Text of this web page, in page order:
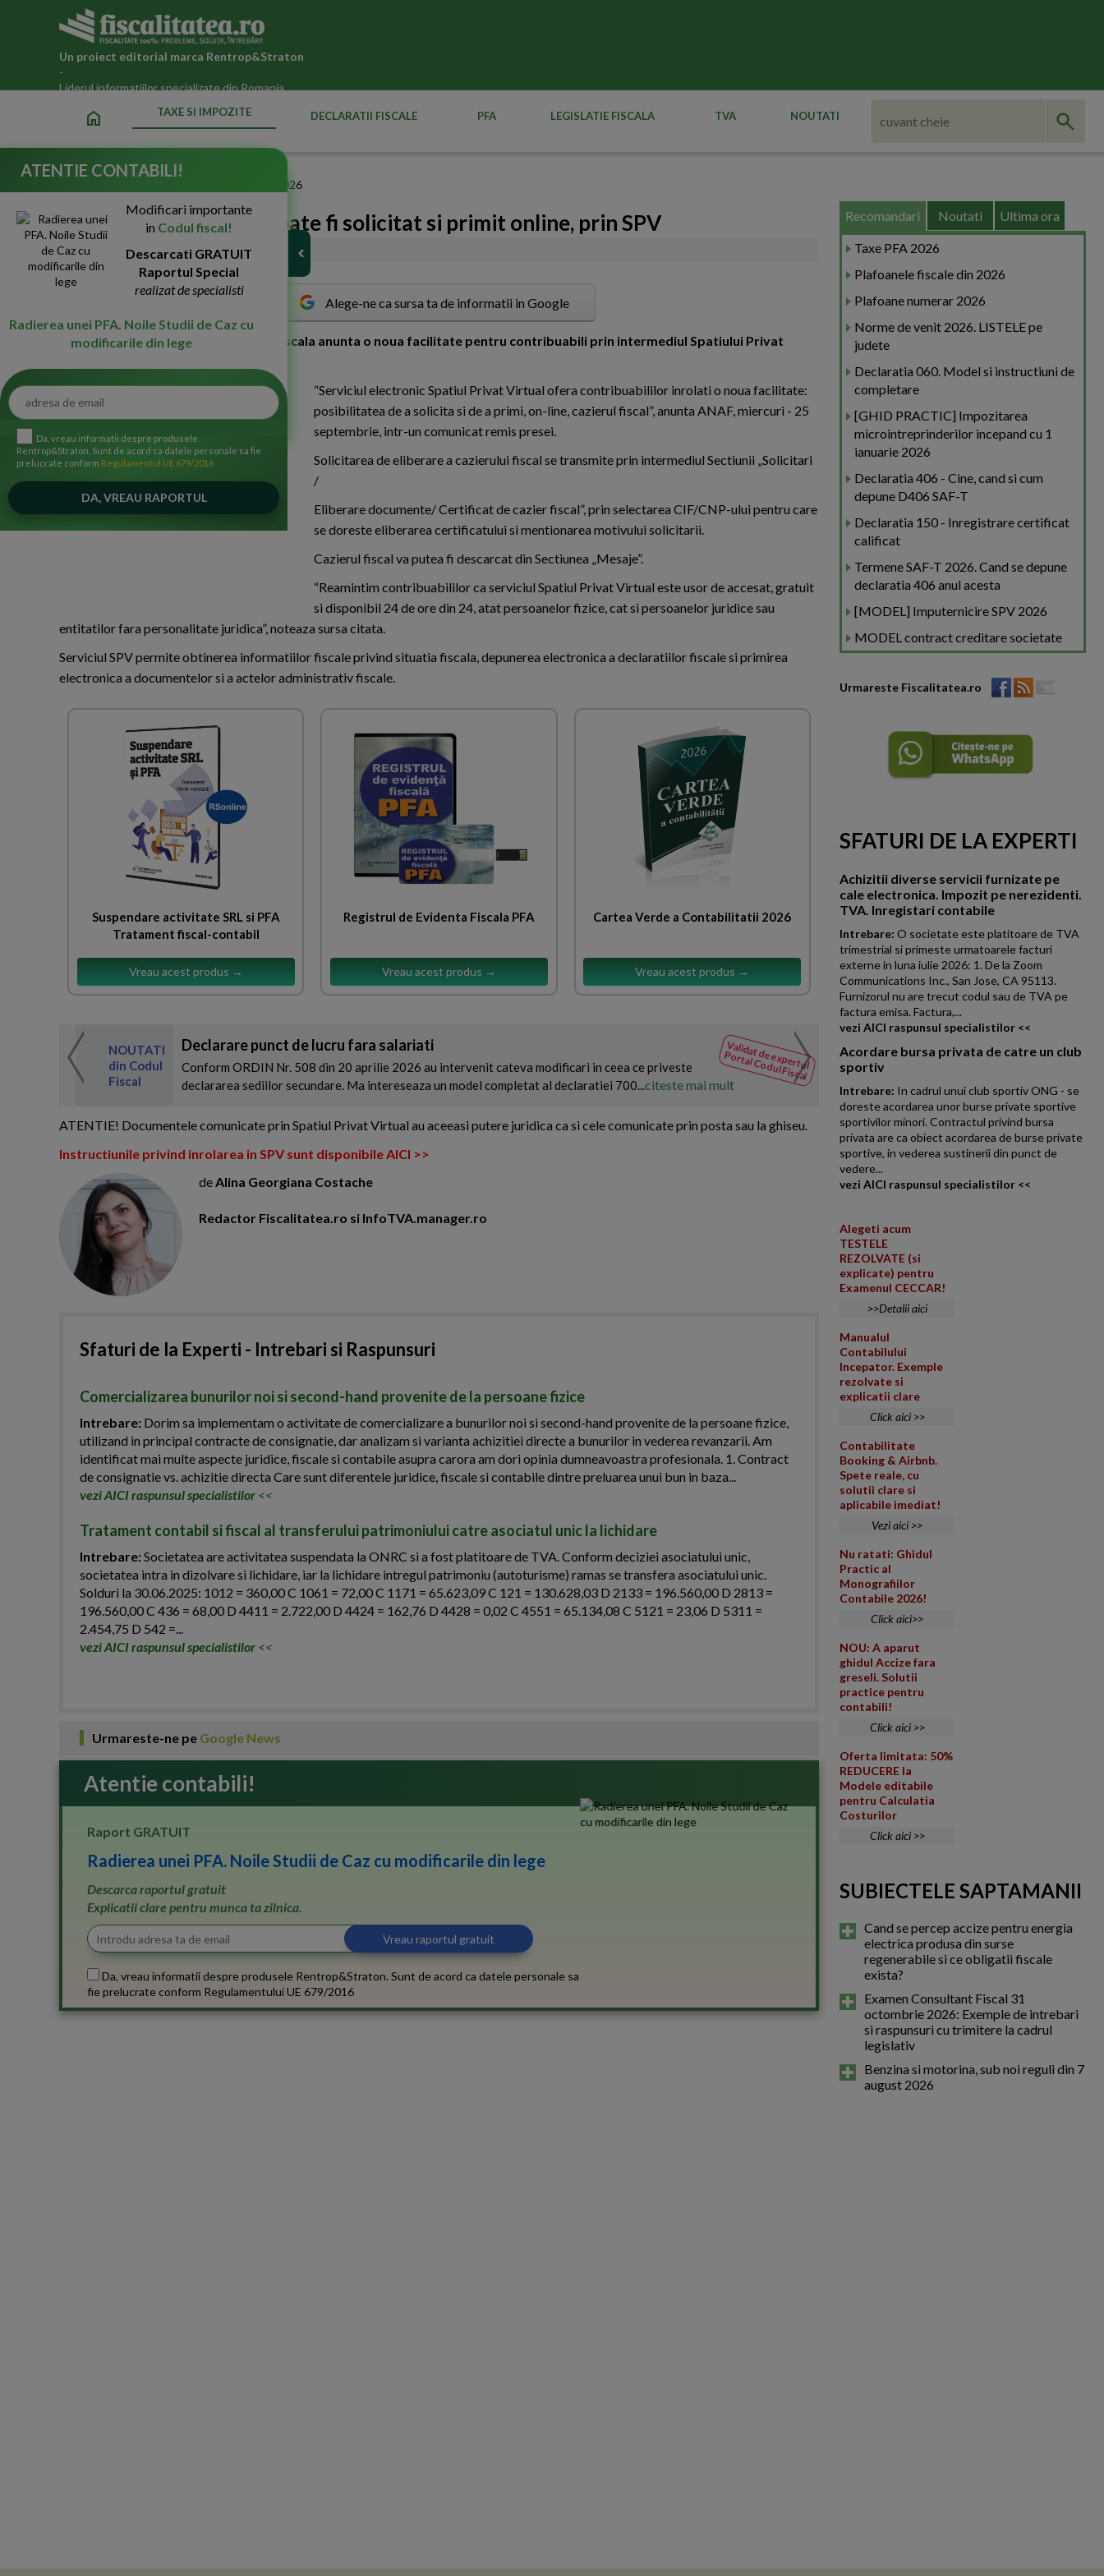
Un proiect editorial marca Rentrop&Straton
-
Liderul informatiilor specializate din Romania
home TAXE SI IMPOZITE DECLARATII FISCALE PFA LEGISLATIE FISCALA TVA NOUTATI
Taxe si impozite datorate statului in 2026
ANAF: Cazierul fiscal poate fi solicitat si primit online, prin SPV
25-Sep-2019 9345
Alege-ne ca sursa ta de informatii in Google
gentia Nationala de Administrare Fiscala anunta o noua facilitate pentru contribuabili prin intermediul Spatiului Privat
“Serviciul electronic Spatiul Privat Virtual ofera contribuabililor inrolati o noua facilitate:
posibilitatea de a solicita si de a primi, on-line, cazierul fiscal”, anunta ANAF, miercuri - 25
septembrie, intr-un comunicat remis presei.
Solicitarea de eliberare a cazierului fiscal se transmite prin intermediul Sectiunii „Solicitari
/
Eliberare documente/ Certificat de cazier fiscal”, prin selectarea CIF/CNP-ului pentru care
se doreste eliberarea certificatului si mentionarea motivului solicitarii.
Cazierul fiscal va putea fi descarcat din Sectiunea „Mesaje”.
“Reamintim contribuabililor ca serviciul Spatiul Privat Virtual este usor de accesat, gratuit
si disponibil 24 de ore din 24, atat persoanelor fizice, cat si persoanelor juridice sau
entitatilor fara personalitate juridica”, noteaza sursa citata.
Serviciul SPV permite obtinerea informatiilor fiscale privind situatia fiscala, depunerea electronica a declaratiilor fiscale si primirea
electronica a documentelor si a actelor administrativ fiscale.
Suspendare activitate SRL si PFA
Tratament fiscal-contabil
Vreau acest produs →
Registrul de Evidenta Fiscala PFA
Vreau acest produs →
Cartea Verde a Contabilitatii 2026
Vreau acest produs →
NOUTATI
din Codul
Fiscal
Validat de expertul
Portal Codul Fiscal
Declarare punct de lucru fara salariati
Conform ORDIN Nr. 508 din 20 aprilie 2026 au intervenit cateva modificari in ceea ce priveste
declararea sediilor secundare. Ma intereseaza un model completat al declaratiei 700...citeste mai mult
NOUTATI
din Codul
Data depasirii
si vandut auto second hand,
ATENTIE! Documentele comunicate prin Spatiul Privat Virtual au aceeasi putere juridica ca si cele comunicate prin posta sau la ghiseu.
Instructiunile privind inrolarea in SPV sunt disponibile AICI >>
deAlina Georgiana Costache
Redactor Fiscalitatea.ro si InfoTVA.manager.ro
Sfaturi de la Experti - Intrebari si Raspunsuri
Comercializarea bunurilor noi si second-hand provenite de la persoane fizice
Intrebare: Dorim sa implementam o activitate de comercializare a bunurilor noi si second-hand provenite de la persoane fizice,
utilizand in principal contracte de consignatie, dar analizam si varianta achizitiei directe a bunurilor in vederea revanzarii. Am
identificat mai multe aspecte juridice, fiscale si contabile asupra carora am dori opinia dumneavoastra profesionala. 1. Contract
de consignatie vs. achizitie directa Care sunt diferentele juridice, fiscale si contabile dintre preluarea unui bun in baza...
vezi AICI raspunsul specialistilor <<
Tratament contabil si fiscal al transferului patrimoniului catre asociatul unic la lichidare
Intrebare:Societatea are activitatea suspendata la ONRC si a fost platitoare de TVA. Conform deciziei asociatului unic,
societatea intra in dizolvare si lichidare, iar la lichidare intregul patrimoniu (autoturisme) ramas se transfera asociatului unic.
Solduri la 30.06.2025: 1012 = 360,00 C 1061 = 72,00 C 1171 = 65.623,09 C 121 = 130.628,03 D 2133 = 196.560,00 D 2813 =
196.560,00 C 436 = 68,00 D 4411 = 2.722,00 D 4424 = 162,76 D 4428 = 0,02 C 4551 = 65.134,08 C 5121 = 23,06 D 5311 =
2.454,75 D 542 =...
vezi AICI raspunsul specialistilor <<
Urmareste-ne pe Google News
Atentie contabili!
Raport GRATUIT
Radierea unei PFA. Noile Studii de Caz cu modificarile din lege
Descarca raportul gratuit
Explicatii clare pentru munca ta zilnica.
Da, vreau informatii despre produsele Rentrop&Straton. Sunt de acord ca datele personale sa
fie prelucrate conform Regulamentului UE 679/2016
Recomandari Noutati Ultima ora
Taxe PFA 2026
Plafoanele fiscale din 2026
Plafoane numerar 2026
Norme de venit 2026. LISTELE pe
judete
Declaratia 060. Model si instructiuni de
completare
[GHID PRACTIC] Impozitarea
microintreprinderilor incepand cu 1
ianuarie 2026
Declaratia 406 - Cine, cand si cum
depune D406 SAF-T
Declaratia 150 - Inregistrare certificat
calificat
Termene SAF-T 2026. Cand se depune
declaratia 406 anul acesta
[MODEL] Imputernicire SPV 2026
MODEL contract creditare societate
Urmareste Fiscalitatea.ro
SFATURI DE LA EXPERTI
Achizitii diverse servicii furnizate pe
cale electronica. Impozit pe nerezidenti.
TVA. Inregistari contabile
Intrebare: O societate este platitoare de TVA
trimestrial si primeste urmatoarele facturi
externe in luna iulie 2026: 1. De la Zoom
Communications Inc., San Jose, CA 95113.
Furnizorul nu are trecut codul sau de TVA pe
factura emisa. Factura,...
vezi AICI raspunsul specialistilor <<
Acordare bursa privata de catre un club
sportiv
Intrebare: In cadrul unui club sportiv ONG - se
doreste acordarea unor burse private sportive
sportivilor minori. Contractul privind bursa
privata are ca obiect acordarea de burse private
sportive, in vederea sustinerii din punct de
vedere...
vezi AICI raspunsul specialistilor <<
Alegeti acum
TESTELE
REZOLVATE (si
explicate) pentru
Examenul CECCAR!
>>Detalii aici
Manualul
Contabilului
Incepator. Exemple
rezolvate si
explicatii clare
Click aici >>
Contabilitate
Booking & Airbnb.
Spete reale, cu
solutii clare si
aplicabile imediat!
Vezi aici >>
Nu ratati: Ghidul
Practic al
Monografiilor
Contabile 2026!
Click aici>>
NOU: A aparut
ghidul Accize fara
greseli. Solutii
practice pentru
contabili!
Click aici >>
Oferta limitata: 50%
REDUCERE la
Modele editabile
pentru Calculatia
Costurilor
Click aici >>
SUBIECTELE SAPTAMANII
Cand se percep accize pentru energia
electrica produsa din surse
regenerabile si ce obligatii fiscale
exista?
Examen Consultant Fiscal 31
octombrie 2026: Exemple de intrebari
si raspunsuri cu trimitere la cadrul
legislativ
Benzina si motorina, sub noi reguli din 7
august 2026
ATENTIE CONTABILI!
Modificari importante
in Codul fiscal!
Descarcati GRATUIT
Raportul Special
realizat de specialisti
Radierea unei PFA. Noile Studii de Caz cu
modificarile din lege
Da, vreau informatii despre produsele
Rentrop&Straton. Sunt de acord ca datele personale sa fie
prelucrate conform Regulamentul UE 679/2016